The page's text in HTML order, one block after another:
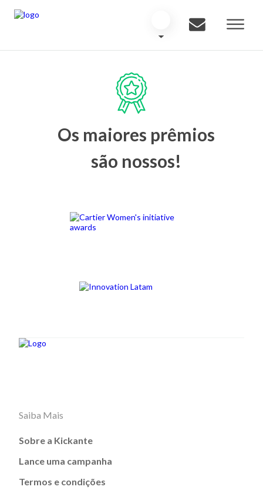
Os maiores prêmios
são nossos!
Saiba Mais
Sobre a Kickante
Lance uma campanha
Termos e condições